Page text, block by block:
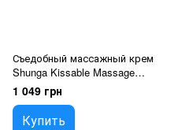
Съедобный массажный крем
Shunga Kissable Massage
Cream - Exotic Fruits (200 мл)
1 049 грн
Купить